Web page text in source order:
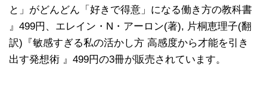
と」がどんどん「好きで得意」になる働き方の教科書
』499円、エレイン・N・アーロン(著), 片桐恵理子(翻
訳)『敏感すぎる私の活かし方 高感度から才能を引き
出す発想術 』499円の3冊が販売されています。